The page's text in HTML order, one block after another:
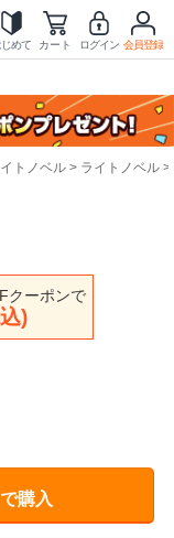
めて カート ログイン 会員登録
トノベル ライトノベル
クーポンで
)
で購入